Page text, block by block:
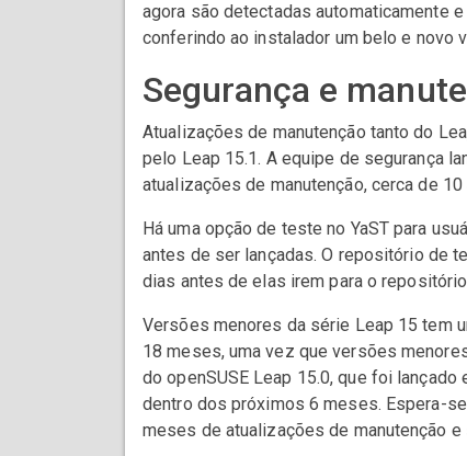
agora são detectadas automaticamente
conferindo ao instalador um belo e novo
Segurança e
Atualizações de manutenção tanto do
pelo Leap 15.1. A equipe de segurança
atualizações de manutenção, cerca de
Há uma opção de teste no YaST para
antes de ser lançadas. O repositório de
dias antes de elas irem para o
Versões menores da série Leap 15 tem
18 meses, uma vez que versões
do openSUSE Leap 15.0, que foi
dentro dos próximos 6 meses. Espera-
meses de atualizações de manutenção e